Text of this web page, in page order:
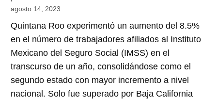
agosto 14, 2023
Quintana Roo experimentó un aumento del 8.5%
en el número de trabajadores afiliados al Instituto
Mexicano del Seguro Social (IMSS) en el
transcurso de un año, consolidándose como el
segundo estado con mayor incremento a nivel
nacional. Solo fue superado por Baja California